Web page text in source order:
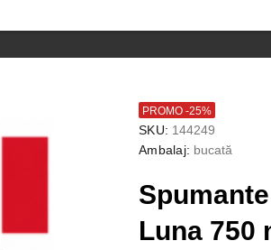
PROMO -25%
SKU: 144249
Ambalaj: bucată
Luna 750